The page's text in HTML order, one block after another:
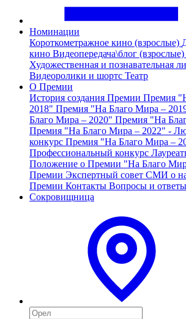
Номинации
Короткометражное кино (взрослые)
кино Видеопередача\блог (взрослые)
Художественная и познавательная
Видеоролики и шортс Театр
О Премии
История создания Премии Премия
2018" Премия "На Благо Мира –
Благо Мира – 2020" Премия "На
Премия "На Благо Мира – 2022" -
конкурс Премия "На Благо Мира –
Профессиональный конкурс
Положение о Премии "На Благо
Премии Экспертный совет СМИ о
Премии Контакты Вопросы и ответы
Сокровищница